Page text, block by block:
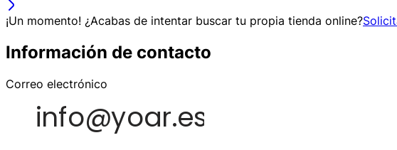
¡Un momento! ¿Acabas de intentar buscar tu propia tienda online?
Información de contacto
Correo electrónico